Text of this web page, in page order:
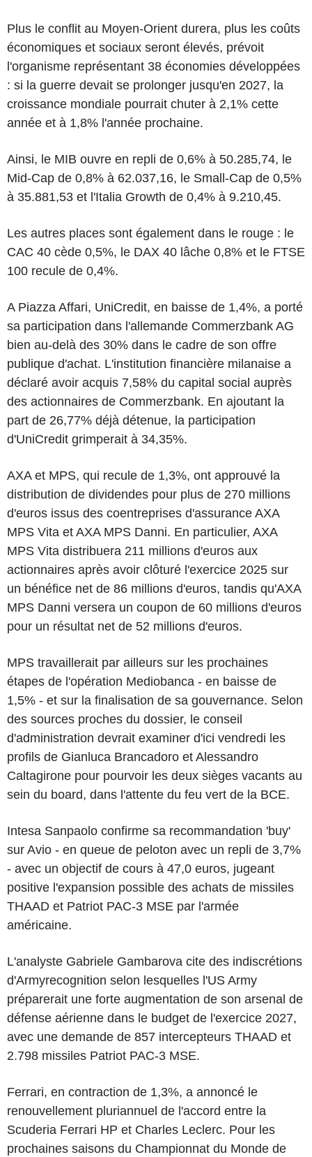
Plus le conflit au Moyen-Orient durera, plus les coûts
économiques et sociaux seront élevés, prévoit
l'organisme représentant 38 économies développées
: si la guerre devait se prolonger jusqu'en 2027, la
croissance mondiale pourrait chuter à 2,1% cette
année et à 1,8% l'année prochaine.
Ainsi, le MIB ouvre en repli de 0,6% à 50.285,74, le
Mid-Cap de 0,8% à 62.037,16, le Small-Cap de 0,5%
à 35.881,53 et l'Italia Growth de 0,4% à 9.210,45.
Les autres places sont également dans le rouge : le
CAC 40 cède 0,5%, le DAX 40 lâche 0,8% et le FTSE
100 recule de 0,4%.
A Piazza Affari, UniCredit, en baisse de 1,4%, a porté
sa participation dans l'allemande Commerzbank AG
bien au-delà des 30% dans le cadre de son offre
publique d'achat. L'institution financière milanaise a
déclaré avoir acquis 7,58% du capital social auprès
des actionnaires de Commerzbank. En ajoutant la
part de 26,77% déjà détenue, la participation
d'UniCredit grimperait à 34,35%.
AXA et MPS, qui recule de 1,3%, ont approuvé la
distribution de dividendes pour plus de 270 millions
d'euros issus des coentreprises d'assurance AXA
MPS Vita et AXA MPS Danni. En particulier, AXA
MPS Vita distribuera 211 millions d'euros aux
actionnaires après avoir clôturé l'exercice 2025 sur
un bénéfice net de 86 millions d'euros, tandis qu'AXA
MPS Danni versera un coupon de 60 millions d'euros
pour un résultat net de 52 millions d'euros.
MPS travaillerait par ailleurs sur les prochaines
étapes de l'opération Mediobanca - en baisse de
1,5% - et sur la finalisation de sa gouvernance. Selon
des sources proches du dossier, le conseil
d'administration devrait examiner d'ici vendredi les
profils de Gianluca Brancadoro et Alessandro
Caltagirone pour pourvoir les deux sièges vacants au
sein du board, dans l'attente du feu vert de la BCE.
Intesa Sanpaolo confirme sa recommandation 'buy'
sur Avio - en queue de peloton avec un repli de 3,7%
- avec un objectif de cours à 47,0 euros, jugeant
positive l'expansion possible des achats de missiles
THAAD et Patriot PAC-3 MSE par l'armée
américaine.
L'analyste Gabriele Gambarova cite des indiscrétions
d'Armyrecognition selon lesquelles l'US Army
préparerait une forte augmentation de son arsenal de
défense aérienne dans le budget de l'exercice 2027,
avec une demande de 857 intercepteurs THAAD et
2.798 missiles Patriot PAC-3 MSE.
Ferrari, en contraction de 1,3%, a annoncé le
renouvellement pluriannuel de l'accord entre la
Scuderia Ferrari HP et Charles Leclerc. Pour les
prochaines saisons du Championnat du Monde de